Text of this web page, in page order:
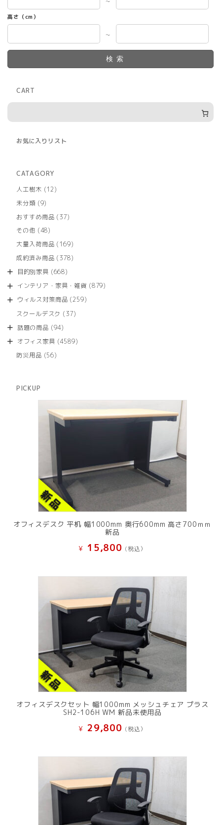
高さ（cm）
～
検索
CART
お気に入りリスト
CATAGORY
人工樹木
1212
商
未分類 99
の
商
おすすめ商品 3737
商
その他 4848
の
商
大量入荷商品 169169
の
成約済み商品 378378
商
目的別家具 668668
の
商
インテリア・家具・雑貨 879879
ウィルス対策商品 259259
スクールデスク 3737
商
話題の商品 9494
の
オフィス家具 45894589
防災用品 5656
PICKUP
オフィスデスク 平机 幅1000mm 奥行600mm 高さ700ｍｍ
新品
¥ 15,800 (税込）
オフィスデスクセット 幅1000mm メッシュチェア プラス
SH2-106H WM 新品未使用品
¥ 29,800 (税込）